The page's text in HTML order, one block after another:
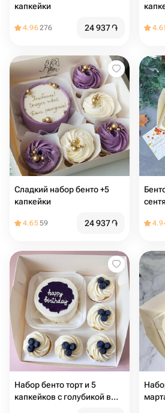
капкейки
4.96276 24 937֏
Сладкий набор бенто +5
капкейки
4.6559 24 937֏
Набор бенто торт и 5
капкейков с голубикой в